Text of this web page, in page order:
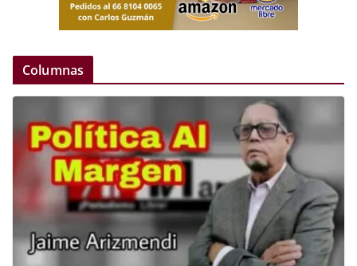
Columnas